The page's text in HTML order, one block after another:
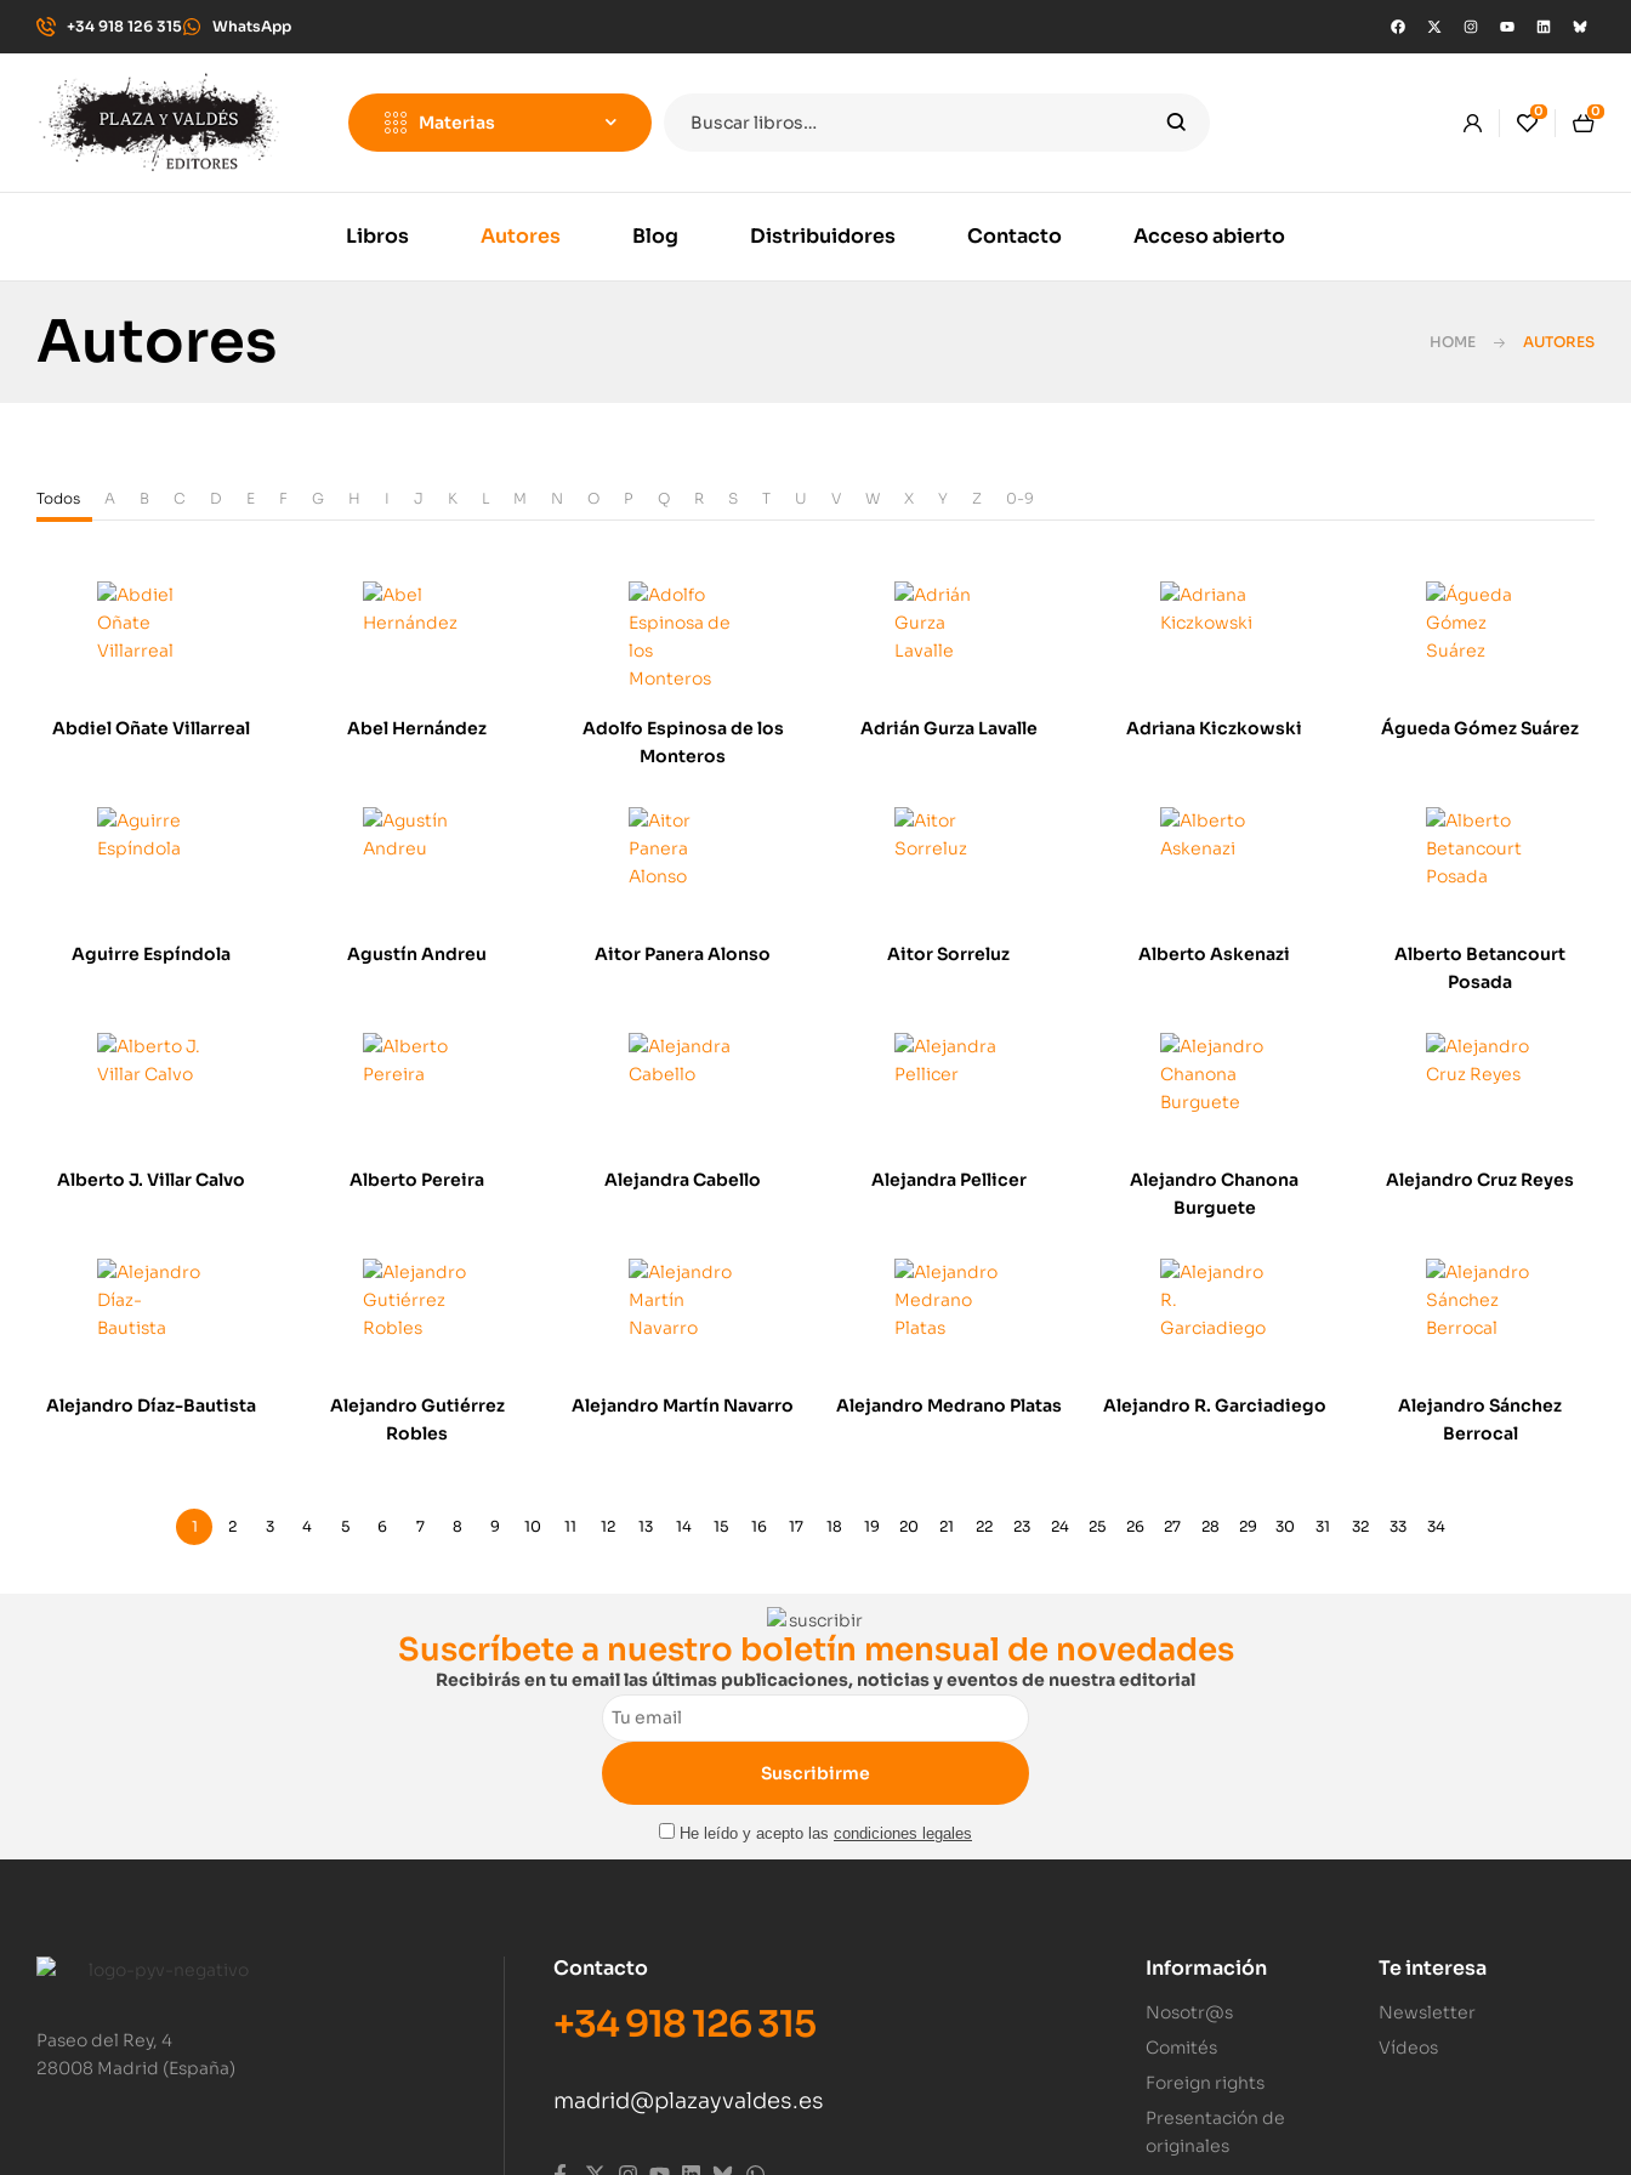
+34 918 126 315 WhatsApp
Materias
0 0
Libros Autores Blog Distribuidores Contacto Acceso abierto
Autores HOME AUTORES
Todos A B C D E F G H I J K L M N O P Q R S T U V W X Y Z 0-9
Abdiel Oñate Villarreal Abel Hernández
Adolfo Espinosa de los
Monteros
Adrián Gurza Lavalle Adriana Kiczkowski Águeda Gómez Suárez
Aguirre Espíndola Agustín Andreu Aitor Panera Alonso Aitor Sorreluz Alberto Askenazi
Alberto Betancourt
Posada
Alberto J. Villar Calvo Alberto Pereira Alejandra Cabello Alejandra Pellicer
Alejandro Chanona
Burguete
Alejandro Cruz Reyes
Alejandro Díaz-Bautista
Alejandro Gutiérrez
Robles
Alejandro Martín Navarro Alejandro Medrano Platas Alejandro R. Garciadiego
Alejandro Sánchez
Berrocal
1 2 3 4 5 6 7 8 9 10 11 12 13 14 15 16 17 18 19 20 21 22 23 24 25 26 27 28 29 30 31 32 33 34
Suscríbete a nuestro boletín mensual de novedades
Recibirás en tu email las últimas publicaciones, noticias y eventos de nuestra editorial
Email
He leído y acepto las condiciones legales
Paseo del Rey, 4
28008 Madrid (España)
Contacto
+34 918 126 315
madrid@plazayvaldes.es
Información
Nosotr@s
Comités
Foreign rights
Presentación de
originales
Te interesa
Newsletter
Vídeos